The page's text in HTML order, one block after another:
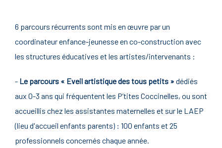
6 parcours récurrents sont mis en œuvre par un
coordinateur enfance-jeunesse en co-construction avec
les structures éducatives et les artistes/intervenants :
- Le parcours « Eveil artistique des tous petits » dédiés
aux 0-3 ans qui fréquentent les P’tites Coccinelles, ou sont
accueillis chez les assistantes maternelles et sur le LAEP
(lieu d'accueil enfants parents) : 100 enfants et 25
professionnels concernés chaque année.